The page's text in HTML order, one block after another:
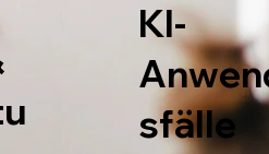
KI-
sfälle